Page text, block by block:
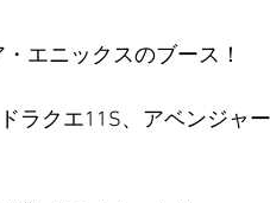
エニックスのブース！
ラクエ11S、アベンジャー